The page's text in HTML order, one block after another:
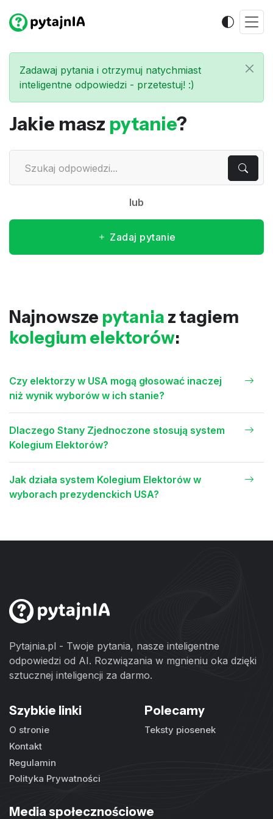
Zadawaj pytania i otrzymuj natychmiast
inteligentne odpowiedzi - przetestuj! :)
Jakie masz pytanie?
lub
Zadaj pytanie
Najnowsze pytania z tagiem
kolegium elektorów:
Czy elektorzy w USA mogą głosować inaczej
niż wynik wyborów w ich stanie?
Dlaczego Stany Zjednoczone stosują system
Kolegium Elektorów?
Jak działa system Kolegium Elektorów w
wyborach prezydenckich USA?
Pytajnia.pl - Twoje pytania, nasze inteligentne
odpowiedzi od AI. Rozwiązania w mgnieniu oka dzięki
sztucznej inteligencji za darmo.
Szybkie linki
O stronie
Kontakt
Regulamin
Polityka Prywatności
Polecamy
Teksty piosenek
Media społecznościowe